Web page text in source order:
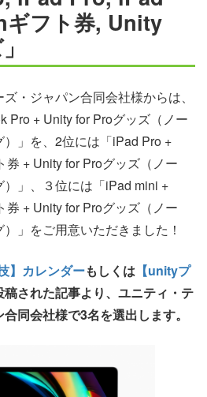
フト券, Unity
・ジャパン合同会社様からは、
Pro + Unity for Proグッズ（ノー
）」を、2位には「iPad Pro +
+ Unity for Proグッズ（ノー
）」、３位には「iPad mini +
+ Unity for Proグッズ（ノー
」をご用意いただきました！
】カレンダーもしくは 【unityプ
稿された記事より、ユニティ・テ
同会社様で3名を選出します。